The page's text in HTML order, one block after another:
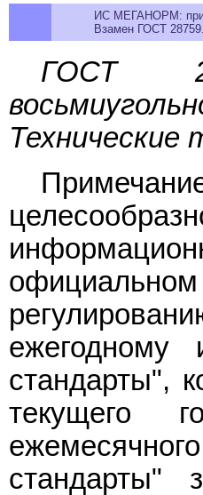
ИС МЕГАНОРМ:
Взамен ГОСТ
ГОСТ
Технические
официальном
ежегодному
стандарты",
текущего
стандарты"